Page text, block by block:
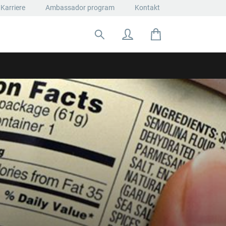
Karriere Ambassador program Kontakt
Suche nach: